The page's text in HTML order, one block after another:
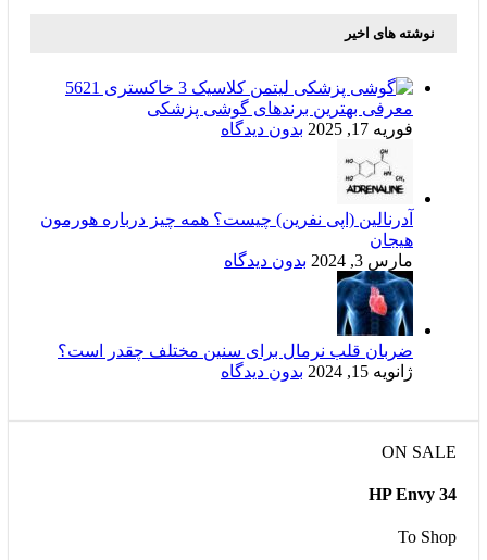
نوشته های اخیر
معرفی بهترین برندهای گوشی پزشکی
فوریه 17, 2025
بدون دیدگاه
آدرنالین (اپی نفرین) چیست؟ همه چیز درباره هورمون
هیجان
مارس 3, 2024
بدون دیدگاه
ضربان قلب نرمال برای سنین مختلف چقدر است؟
ژانویه 15, 2024
بدون دیدگاه
ON SALE
HP Envy 34
To Shop